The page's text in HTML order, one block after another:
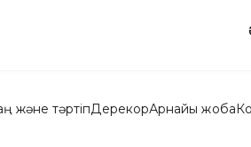
және тәртіпДерекқорАрнайы жоба